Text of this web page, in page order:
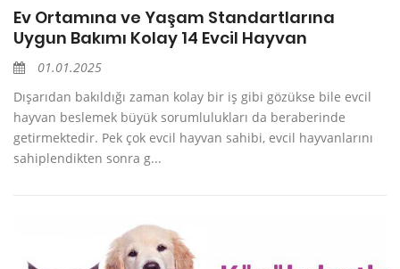
Ev Ortamına ve Yaşam Standartlarına
Uygun Bakımı Kolay 14 Evcil Hayvan
01.01.2025
Dışarıdan bakıldığı zaman kolay bir iş gibi gözükse bile evcil
hayvan beslemek büyük sorumlulukları da beraberinde
getirmektedir. Pek çok evcil hayvan sahibi, evcil hayvanlarını
sahiplendikten sonra g...